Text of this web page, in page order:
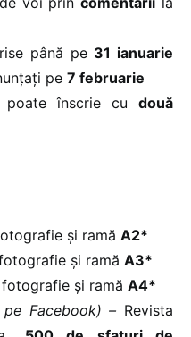
până pe 31 ianuarie
pe 7 februarie
poate înscrie cu două
şi ramă A2*
şi ramă A3*
şi ramă A4*
Facebook) – Revista